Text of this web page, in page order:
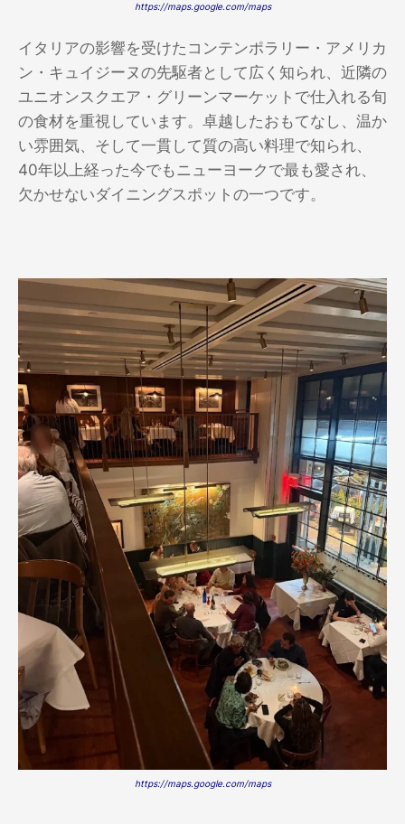
https://maps.google.com/maps
イタリアの影響を受けたコンテンポラリー・アメリカ
ン・キュイジーヌの先駆者として広く知られ、近隣の
ユニオンスクエア・グリーンマーケットで仕入れる旬
の食材を重視しています。卓越したおもてなし、温か
い雰囲気、そして一貫して質の高い料理で知られ、
40年以上経った今でもニューヨークで最も愛され、
欠かせないダイニングスポットの一つです。
https://maps.google.com/maps